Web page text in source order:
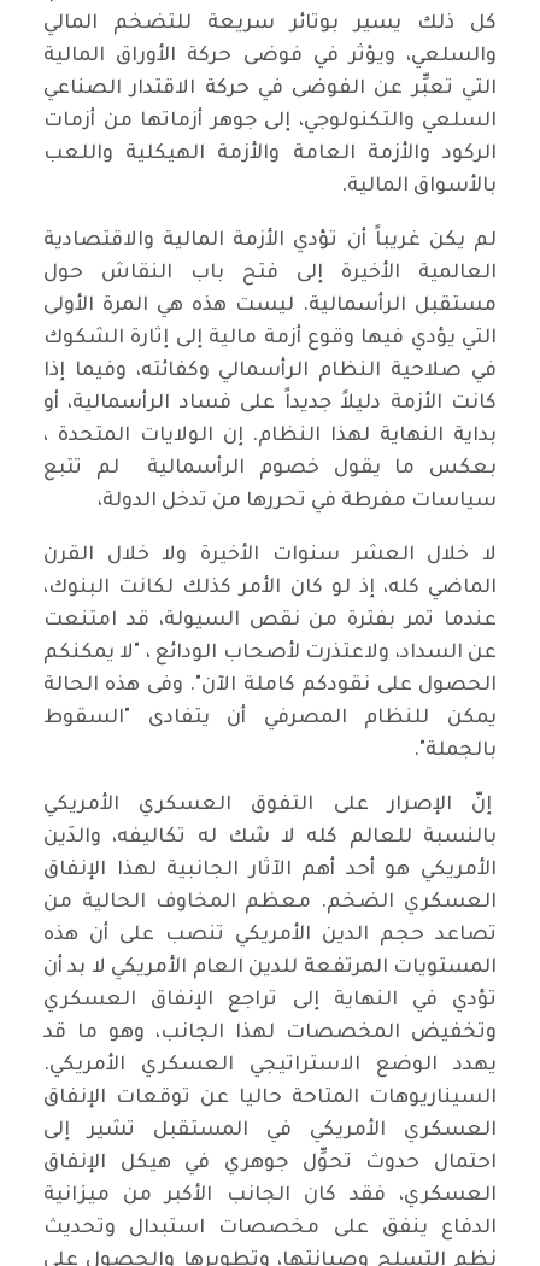
كل ذلك يسير بوتائر سريعة للتضخم المالي
والسلعي، ويؤثر في فوضى حركة الأوراق المالية
التي تعبِّر عن الفوضى في حركة الاقتدار الصناعي
السلعي والتكنولوجي، إلى جوهر أزماتها من أزمات
الركود والأزمة العامة والأزمة الهيكلية واللعب
بالأسواق المالية.
لم يكن غريباً أن تؤدي الأزمة المالية والاقتصادية
العالمية الأخيرة إلى فتح باب النقاش حول
مستقبل الرأسمالية. ليست هذه هي المرة الأولى
التي يؤدي فيها وقوع أزمة مالية إلى إثارة الشكوك
في صلاحية النظام الرأسمالي وكفائته، وفيما إذا
كانت الأزمة دليلاً جديداً على فساد الرأسمالية، أو
بداية النهاية لهذا النظام. إن الولايات المتحدة ،
بعكس ما يقول خصوم الرأسمالية لم تتبع
سياسات مفرطة في تحررها من تدخل الدولة،
لا خلال العشر سنوات الأخيرة ولا خلال القرن
الماضي كله، إذ لو كان الأمر كذلك لكانت البنوك،
عندما تمر بفترة من نقص السيولة، قد امتنعت
عن السداد، ولاعتذرت لأصحاب الودائع ، "لا يمكنكم
الحصول على نقودكم كاملة الآن". وفى هذه الحالة
يمكن للنظام المصرفي أن يتفادى "السقوط
بالجملة".
إنّ الإصرار على التفوق العسكري الأمريكي
بالنسبة للعالم كله لا شك له تكاليفه، والدَين
الأمريكي هو أحد أهم الآثار الجانبية لهذا الإنفاق
العسكري الضخم. معظم المخاوف الحالية من
تصاعد حجم الدين الأمريكي تنصب على أن هذه
المستويات المرتفعة للدين العام الأمريكي لا بد أن
تؤدي في النهاية إلى تراجع الإنفاق العسكري
وتخفيض المخصصات لهذا الجانب، وهو ما قد
يهدد الوضع الاستراتيجي العسكري الأمريكي.
السيناريوهات المتاحة حاليا عن توقعات الإنفاق
العسكري الأمريكي في المستقبل تشير إلى
احتمال حدوث تحوِّل جوهري في هيكل الإنفاق
العسكري، فقد كان الجانب الأكبر من ميزانية
الدفاع ينفق على مخصصات استبدال وتحديث
نظم التسلح وصيانتها، وتطويرها والحصول على